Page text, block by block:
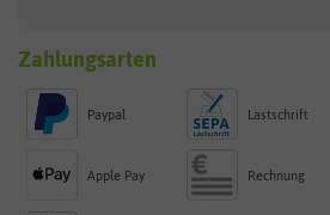
Zahlungsarten
Paypal Lastschrift
Apple Pay Rechnung